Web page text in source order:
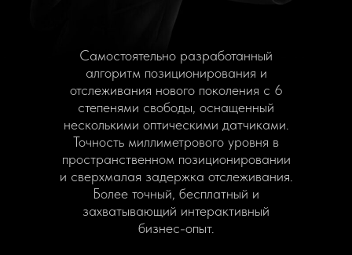
Самостоятельно разработанный
алгоритм позиционирования и
отслеживания нового поколения с 6
степенями свободы, оснащенный
несколькими оптическими датчиками.
Точность миллиметрового уровня в
пространственном позиционировании
и сверхмалая задержка отслеживания.
Более точный, бесплатный и
захватывающий интерактивный
бизнес-опыт.